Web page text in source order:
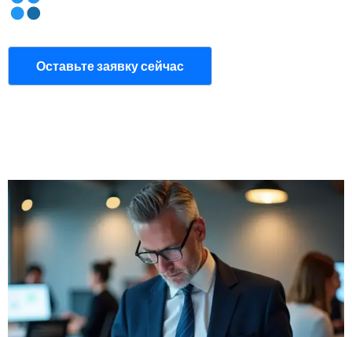
Оставьте заявку сейчас